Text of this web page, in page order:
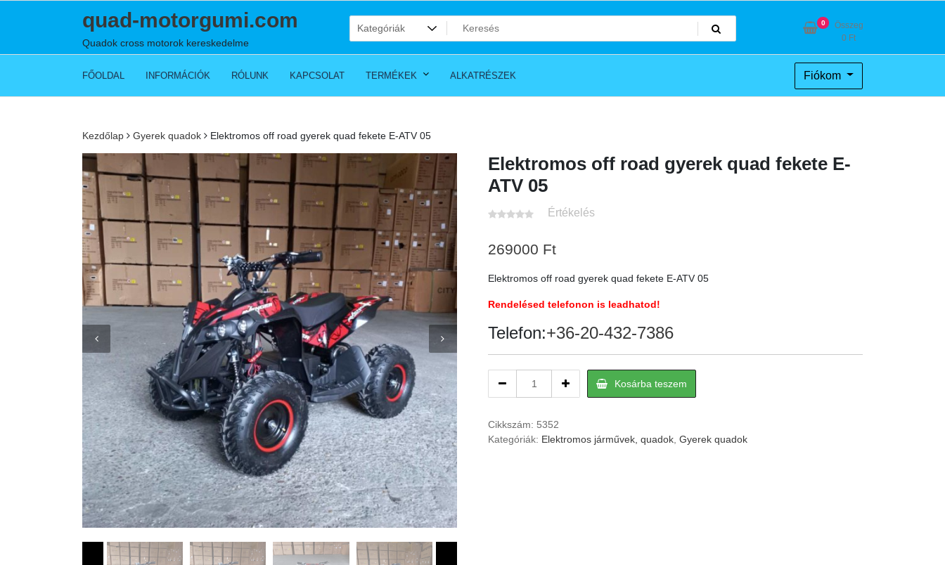
quad-motorgumi.com
Quadok cross motorok kereskedelme
0
Összeg
0 Ft
FŐOLDAL INFORMÁCIÓK RÓLUNK KAPCSOLAT TERMÉKEK ALKATRÉSZEK Fiókom
Kezdőlap Gyerek quadok Elektromos off road gyerek quad fekete E-ATV 05
Elektromos off road gyerek quad fekete E-
ATV 05
Értékelés
269000 Ft
Elektromos off road gyerek quad fekete E-ATV 05
Rendelésed telefonon is leadhatod!
Telefon:+36-20-432-7386
gyerek
quad
Kosárba teszem
Cikkszám: 5352
Kategóriák: Elektromos járművek, quadok ,Gyerek quadok